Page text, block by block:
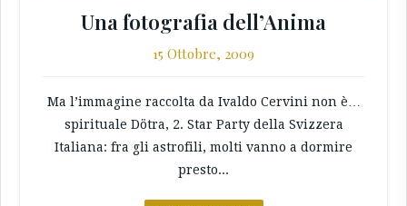
Una fotografia dell’Anima
15 Ottobre, 2009
Ma l’immagine raccolta da Ivaldo Cervini non è…
spirituale Dötra, 2. Star Party della Svizzera
Italiana: fra gli astrofili, molti vanno a dormire
presto...